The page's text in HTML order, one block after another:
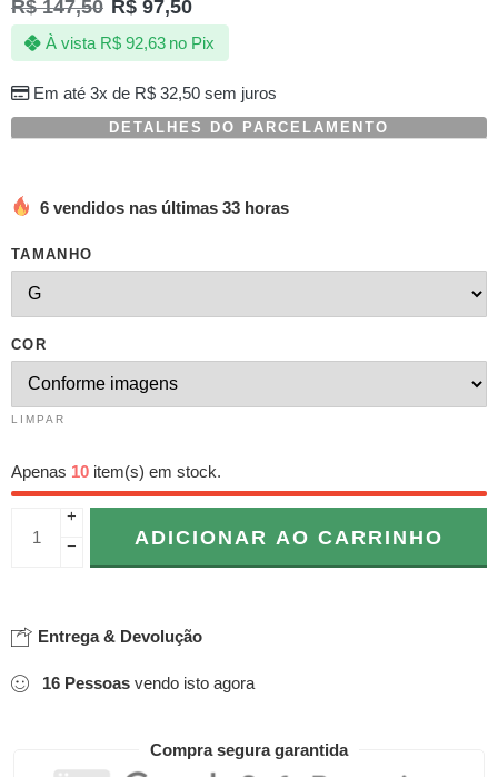
4.88de 5,
com
baseado
em
de
clientes
R$147,50 R$ 97,50
Em até 3x de R$32,50sem juros
À vista R$92,63 no Pix
DETALHES DO PARCELAMENTO
6 vendidos nas últimas 33 horas
TAMANHO
COR
LIMPAR
Apenas 10 item(s) em stock.
+
−
ADICIONAR AO CARRINHO
Entrega & Devolução
16 Pessoas vendo isto agora
Compra segura garantida